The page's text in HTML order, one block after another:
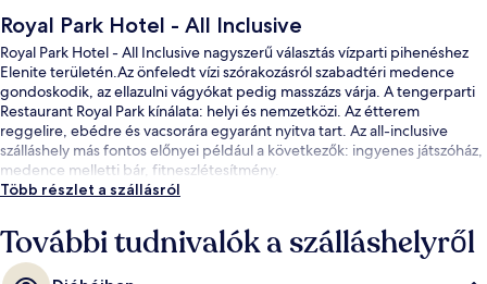
Royal Park Hotel - All Inclusive
Royal Park Hotel - All Inclusive nagyszerű választás vízparti pihenéshez
Elenite területén.Az önfeledt vízi szórakozásról szabadtéri medence
gondoskodik, az ellazulni vágyókat pedig masszázs várja. A tengerparti
Restaurant Royal Park kínálata: helyi és nemzetközi. Az étterem
reggelire, ebédre és vacsorára egyaránt nyitva tart. Az all-inclusive
szálláshely más fontos előnyei például a következők: ingyenes játszóház,
medence melletti bár, fitneszlétesítmény.
Több részlet a szállásról
További tudnivalók a szálláshelyről